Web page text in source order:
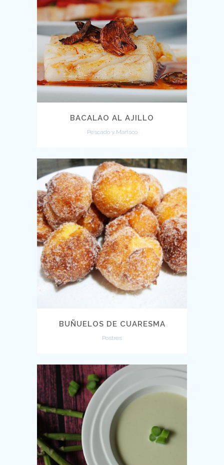
BACALAO AL AJILLO
Pescado y Marisco
BUÑUELOS DE CUARESMA
Postres